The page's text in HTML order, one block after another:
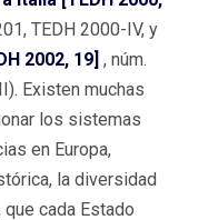
TEDH 2000-IV, y
2002, 19] , núm.
Existen muchas
los sistemas
en Europa,
la diversidad
cada Estado